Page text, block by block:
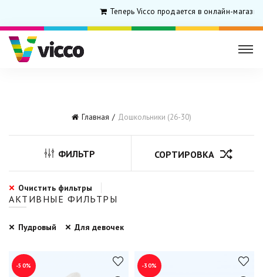
Теперь Vicco продается в онлайн-
Главная Дошкольники (26-30)
ФИЛЬТР СОРТИРОВКА
Очистить фильтры
АКТИВНЫЕ ФИЛЬТРЫ
Пудровый Для девочек
-50% -30%